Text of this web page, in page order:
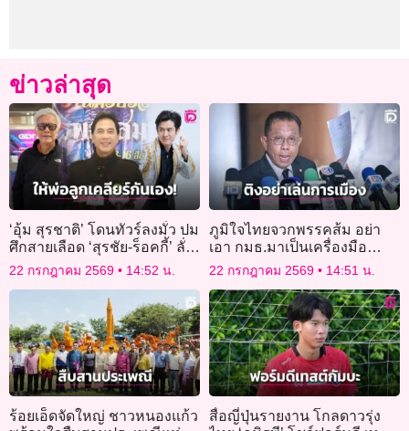
ข่าวล่าสุด
‘อุ้ม สุรชาติ’ โดนทัวร์ลงมั่ว ปม
ศึกสายเลือด ‘สุรชัย-ร็อคกี้’ ลั่น
ให้พ่อลูกคุยกันเอง!
22 กรกฎาคม 2569 14:52 น.
ภูมิใจไทยจวกพรรคส้ม อย่า
เอา กมธ.มาเป็นเครื่องมือ
ทางการเมือง เพลินใช้จนสภา
เสียหาย
22 กรกฎาคม 2569 14:51 น.
ร้อยเอ็ดจัดใหญ่ ชาวหนองแก้ว
สื่อญี่ปุ่นรายงาน โกลดาวรุ่ง